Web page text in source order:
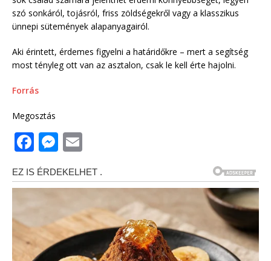
szó sonkáról, tojásról, friss zöldségekről vagy a klasszikus
ünnepi sütemények alapanyagairól.
Aki érintett, érdemes figyelni a határidőkre – mert a segítség
most tényleg ott van az asztalon, csak le kell érte hajolni.
Forrás
Megosztás
F
a
c
e
b
o
M
ss
n
g
ai